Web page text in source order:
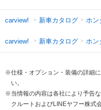
carview! 新車カタログ ホン
carview! 新車カタログ ホン
※仕様・オプション・装備の詳細
い。
※当情報の内容は各社により予告
クルートおよびLINEヤフー株式